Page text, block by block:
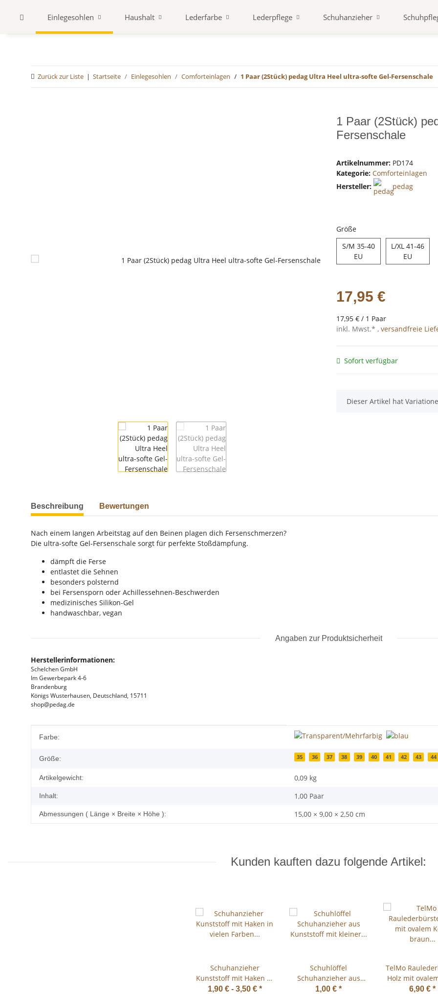
Einlegesohlen Haushalt Lederfarbe Lederpflege Schuhanzieher
Zurück zur Liste Startseite Einlegesohlen Comforteinlagen 1 Paar (2Stück) pedag Ultra Heel ultra-softe Gel-Fersenschale
1 Paar (2Stück)
Fersenschale
Artikelnummer: PD174
Kategorie: Comforteinlagen
Hersteller:
pedag
Größe
S/M 35-40
EU S/M 35-40 EU
L/XL 41-46
EUL/XL 41-
17,95 €
17,95 € / 1 Paar
inkl. Mwst.* , versandfreie
Sofort verfügbar
x
Dieser Artikel hat
Beschreibung Bewertungen
Nach einem langen Arbeitstag auf den Beinen plagen dich Fersenschmerzen?
Die ultra-softe Gel-Fersenschale sorgt für perfekte Stoßdämpfung.
dämpft die Ferse
entlastet die Sehnen
besonders polsternd
bei Fersensporn oder Achillessehnen-Beschwerden
medizinisches Silikon-Gel
handwaschbar, vegan
Angaben zur Produktsicherheit
Herstellerinformationen:
Schelchen GmbH
Im Gewerbepark 4-6
Brandenburg
Königs Wusterhausen, Deutschland, 15711
shop@pedag.de
Produkteigenschaft
Wert
Farbe:
Größe: 35 36 37 38 39 40 41 42 43 44
Artikelgewicht: 0,09 kg
Inhalt: 1,00 Paar
Abmessungen ( Länge × Breite × Höhe ): 15,00 × 9,00 × 2,50 cm
Kunden kauften dazu folgende Artikel:
Schuhanzieher
Kunststoff mit Haken in
vielen Farben lieferbar
1,90 € - 3,50 € *
Schuhlöffel
Schuhanzieher aus
Kunststoff mit kleiner
1,00 € *
TelMo
Holz mit
braun lackiert
6,90 € *